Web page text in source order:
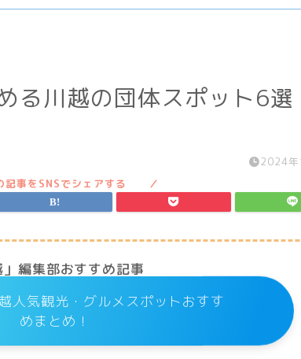
る川越の団体スポット6選
2024
編集部おすすめ記事
人気観光・グルメスポットおすす
めまとめ！